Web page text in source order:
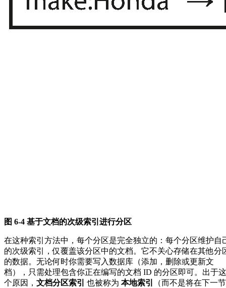
图 6-4 基于文档的次级索引进行分区
在这种索引方法中，每个分区是完全独立的：每个分区维护自
的次级索引，仅覆盖该分区中的文档。它不关心存储在其他分
的数据。无论何时你需要写入数据库（添加，删除或更新文
档），只需处理包含你正在编写的文档 ID 的分区即可。出于这
个原因， 文档分区索引 也被称为 本地索引
（而不是将在下一节